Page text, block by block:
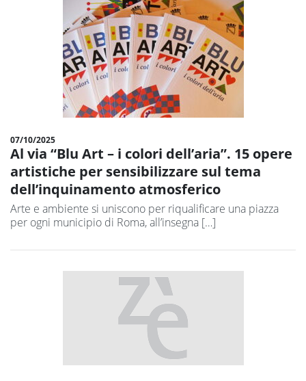
07/10/2025
Al via “Blu Art – i colori dell’aria”. 15 opere
artistiche per sensibilizzare sul tema
dell’inquinamento atmosferico
Arte e ambiente si uniscono per riqualificare una piazza
per ogni municipio di Roma, all’insegna […]